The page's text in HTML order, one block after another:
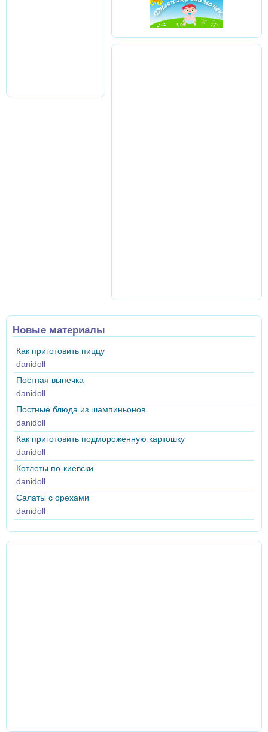
Новые материалы
Как приготовить пиццу
danidoll
Постная выпечка
danidoll
Постные блюда из шампиньонов
danidoll
Как приготовить подмороженную картошку
danidoll
Котлеты по-киевски
danidoll
Салаты с орехами
danidoll